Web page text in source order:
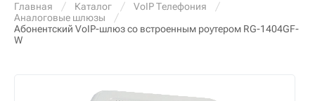
Главная Каталог
VoIP Телефония
Аналоговые шлюзы
Абонентский VoIP-шлюз со встроенным роутером RG-1404GF-
W